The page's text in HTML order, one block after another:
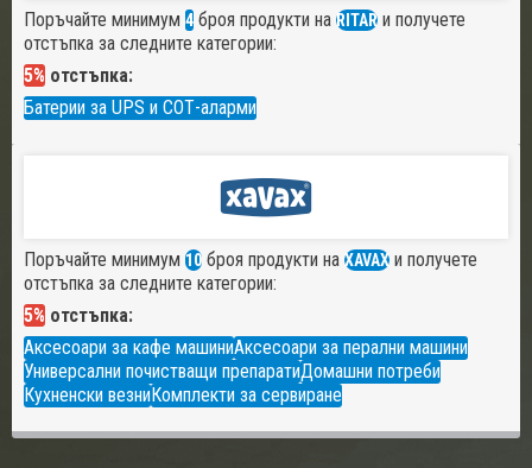
Поръчайте минимум 4 броя продукти на RITAR и получете
отстъпка за следните категории:
5% отстъпка:
Батерии за UPS и СОТ-аларми
Поръчайте минимум 10 броя продукти на XAVAX и получете
отстъпка за следните категории:
5% отстъпка:
Аксесоари за кафе машиниАксесоари за перални машини
Универсални почистващи препаратиДомашни потреби
Кухненски везниКомплекти за сервиране